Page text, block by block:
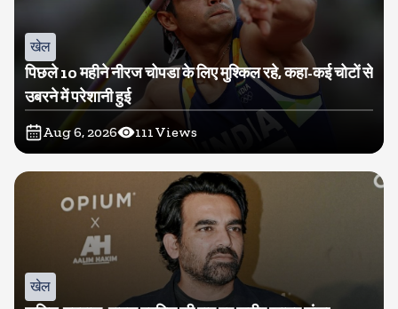
खेल
पिछले 10 महीने नीरज चोपडा के लिए मुश्किल रहे, कहा-कई चोटों से
उबरने में परेशानी हुई
Aug 6, 2026 111Views
खेल